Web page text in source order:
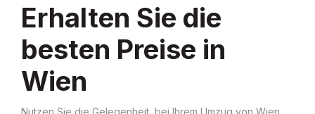
Erhalten Sie die
besten Preise in
Wien
Nutzen Sie die Gelegenheit, bei Ihrem Umzug von Wien